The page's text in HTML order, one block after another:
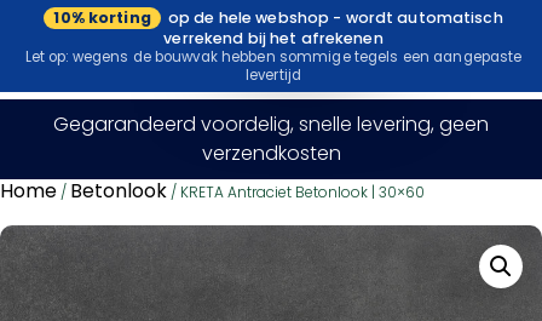
10% korting
op de hele webshop - wordt automatisch
verrekend bij het afrekenen
Let op: wegens de bouwvak hebben sommige tegels een aangepaste
levertijd
Bezoek onze
showroom
Gegarandeerd voordelig, snelle levering, geen
verzendkosten
Home / Betonlook / KRETA Antraciet Betonlook | 30×60